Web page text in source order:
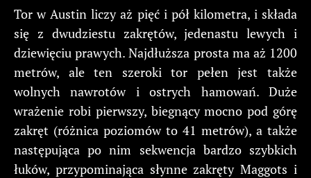
Tor w Austin liczy aż pięć i pół kilometra, i składa
się z dwudziestu zakrętów, jedenastu lewych i
dziewięciu prawych. Najdłuższa prosta ma aż 1200
metrów, ale ten szeroki tor pełen jest także
wolnych nawrotów i ostrych hamowań. Duże
wrażenie robi pierwszy, biegnący mocno pod górę
zakręt (różnica poziomów to 41 metrów), a także
następująca po nim sekwencja bardzo szybkich
łuków, przypominająca słynne zakręty Maggots i